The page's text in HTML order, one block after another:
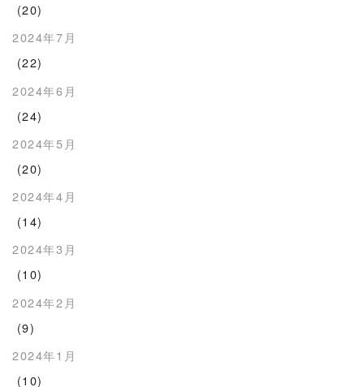
(20)
2024年7月
(22)
2024年6月
(24)
2024年5月
(20)
2024年4月
(14)
2024年3月
(10)
2024年2月
(9)
2024年1月
(10)